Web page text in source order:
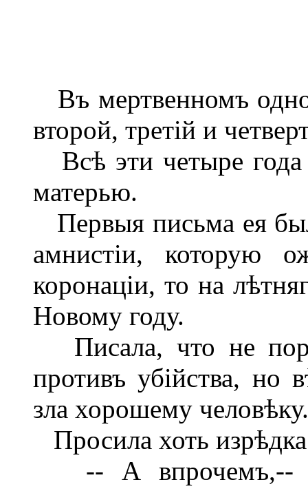
Въ мертвенномъ
второй, третій и
Всѣ эти четыре года
матерью.
Первыя письма ея
амнистіи, которую
коронаціи, то на
Новому году.
Писала, что не
противъ убійства, но
зла хорошему человѣку.
Просила хоть
-- А впрочемъ,--